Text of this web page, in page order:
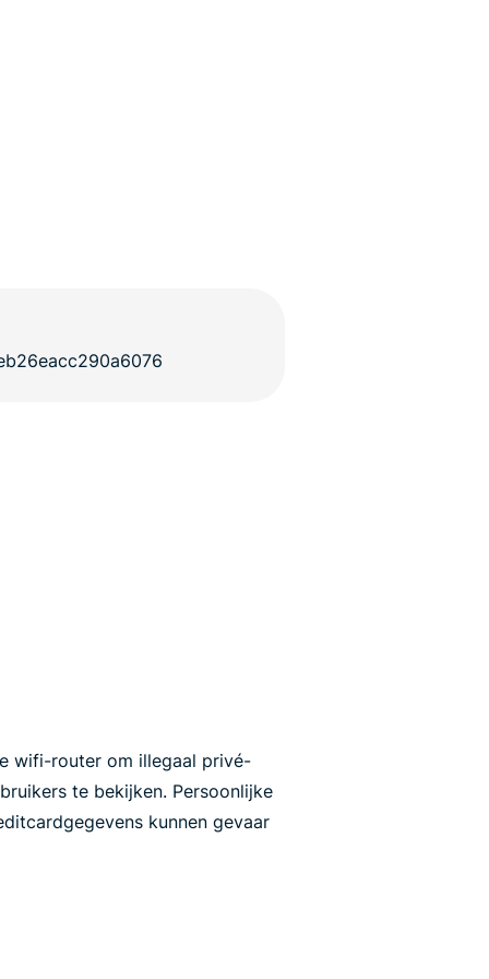
wifi-router om illegaal privé-
te bekijken. Persoonlijke
kunnen gevaar